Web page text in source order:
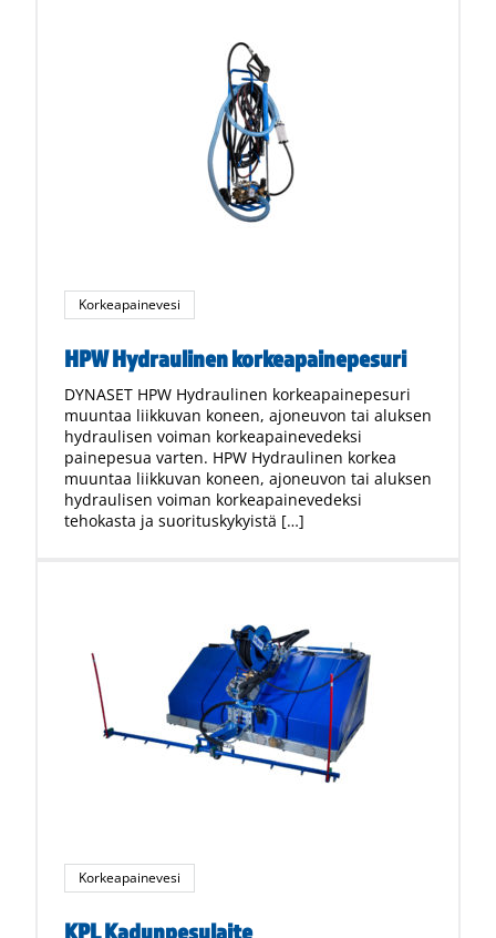
Korkeapainevesi
HPW Hydraulinen korkeapainepesuri
DYNASET HPW Hydraulinen korkeapainepesuri
muuntaa liikkuvan koneen, ajoneuvon tai aluksen
hydraulisen voiman korkeapainevedeksi
painepesua varten. HPW Hydraulinen korkea
muuntaa liikkuvan koneen, ajoneuvon tai aluksen
hydraulisen voiman korkeapainevedeksi
tehokasta ja suorituskykyistä […]
Korkeapainevesi
KPL Kadunpesulaite